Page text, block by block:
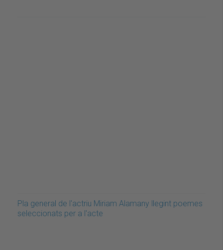
Pla general de l'actriu Miriam Alamany llegint poemes
seleccionats per a l'acte